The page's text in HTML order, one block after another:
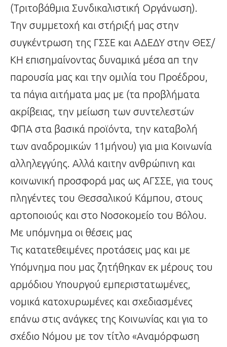
(Τριτοβάθμια Συνδικαλιστική Οργάνωση).
Την συμμετοχή και στήριξή μας στην
συγκέντρωση της ΓΣΣΕ και ΑΔΕΔΥ στην ΘΕΣ/
ΚΗ επισημαίνοντας δυναμικά μέσα απ την
παρουσία μας και την ομιλία του Προέδρου,
τα πάγια αιτήματα μας με (τα προβλήματα
ακρίβειας, την μείωση των συντελεστών
ΦΠΑ στα βασικά προϊόντα, την καταβολή
των αναδρομικών 11μήνου) για μια Κοινωνία
αλληλεγγύης. Αλλά καιτην ανθρώπινη και
κοινωνική προσφορά μας ως ΑΓΣΣΕ, για τους
πληγέντες του Θεσσαλικού Κάμπου, στους
αρτοποιούς και στο Νοσοκομείο του Βόλου.
Με υπόμνημα οι θέσεις μας
Τις κατατεθειμένες προτάσεις μας και με
Υπόμνημα που μας ζητήθηκαν εκ μέρους του
αρμόδιου Υπουργού εμπεριστατωμένες,
νομικά κατοχυρωμένες και σχεδιασμένες
επάνω στις ανάγκες της Κοινωνίας και για το
σχέδιο Νόμου με τον τίτλο «Αναμόρφωση